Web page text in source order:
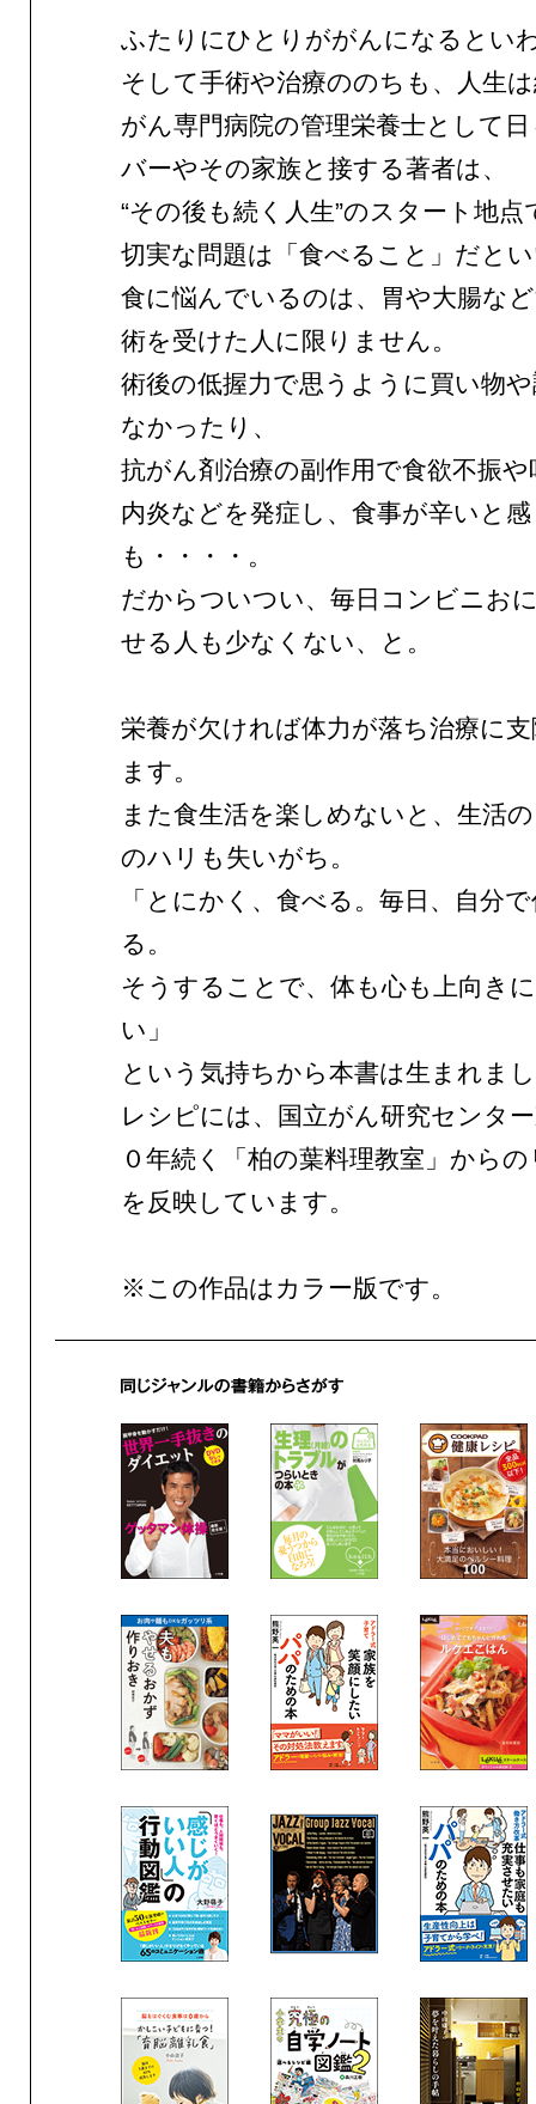
ふたりにひとりががんになるとい
そして手術や治療ののちも、人生
がん専門病院の管理栄養士として
バーやその家族と接する著者は、
“その後も続く人生”のスタート地
切実な問題は「食べること」だと
食に悩んでいるのは、胃や大腸な
術を受けた人に限りません。
術後の低握力で思うように買い物
なかったり、
抗がん剤治療の副作用で食欲不振
内炎などを発症し、食事が辛いと
も・・・・。
だからついつい、毎日コンビニお
せる人も少なくない、と。
栄養が欠ければ体力が落ち治療に
ます。
また食生活を楽しめないと、生活
のハリも失いがち。
「とにかく、食べる。毎日、自分
る。
そうすることで、体も心も上向き
い」
という気持ちから本書は生まれま
レシピには、国立がん研究センタ
０年続く「柏の葉料理教室」から
を反映しています。
※この作品はカラー版です。